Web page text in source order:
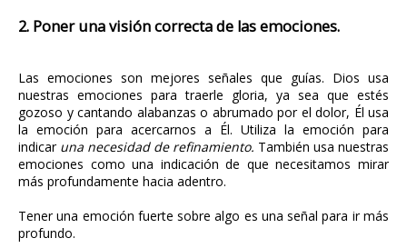
2. Poner una visión correcta de las emociones.
Las emociones son mejores señales que guías. Dios usa
nuestras emociones para traerle gloria, ya sea que estés
gozoso y cantando alabanzas o abrumado por el dolor, Él usa
la emoción para acercarnos a Él. Utiliza la emoción para
indicar una necesidad de refinamiento. También usa nuestras
emociones como una indicación de que necesitamos mirar
más profundamente hacia adentro.
Tener una emoción fuerte sobre algo es una señal para ir más
profundo.